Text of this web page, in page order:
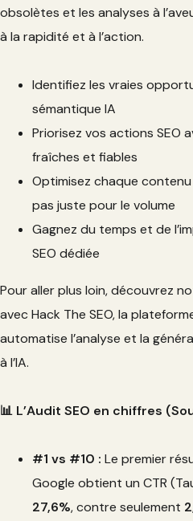
obsolètes et les analyses à
à la rapidité et à l’action.
Identifiez les vraies
sémantique IA
Priorisez vos actions SEO
fraîches et fiables
Optimisez chaque
pas juste pour le volume
Gagnez du temps et de
SEO dédiée
Pour aller plus loin, découvrez
avec Hack The SEO, la
automatise l’analyse et la
à l’IA.
📊 L’Audit SEO en chiffres
#1 vs #10 : Le premier
Google obtient un CTR
27,6%, contre seulement